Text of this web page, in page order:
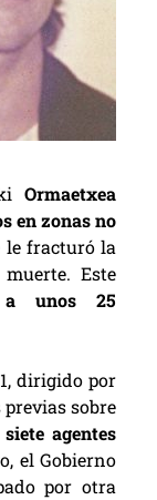
Ormaetxea
en zonas no
fracturó la
Este
a unos 25
dirigido por
sobre
siete agentes
el Gobierno
por otra